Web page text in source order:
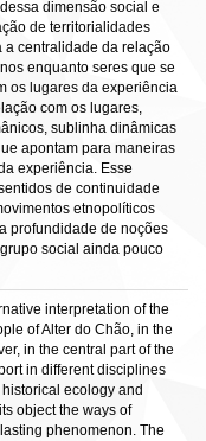
dimensão social e
de territorialidades
a centralidade da relação
enquanto seres que se
os lugares da experiência
com os lugares,
sublinha dinâmicas
apontam para maneiras
experiência. Esse
de continuidade
etnopolíticos
profundidade de noções
social ainda pouco
interpretation of the
of Alter do Chão, in the
in the central part of the
in different disciplines
ecology and
object the ways of
phenomenon. The